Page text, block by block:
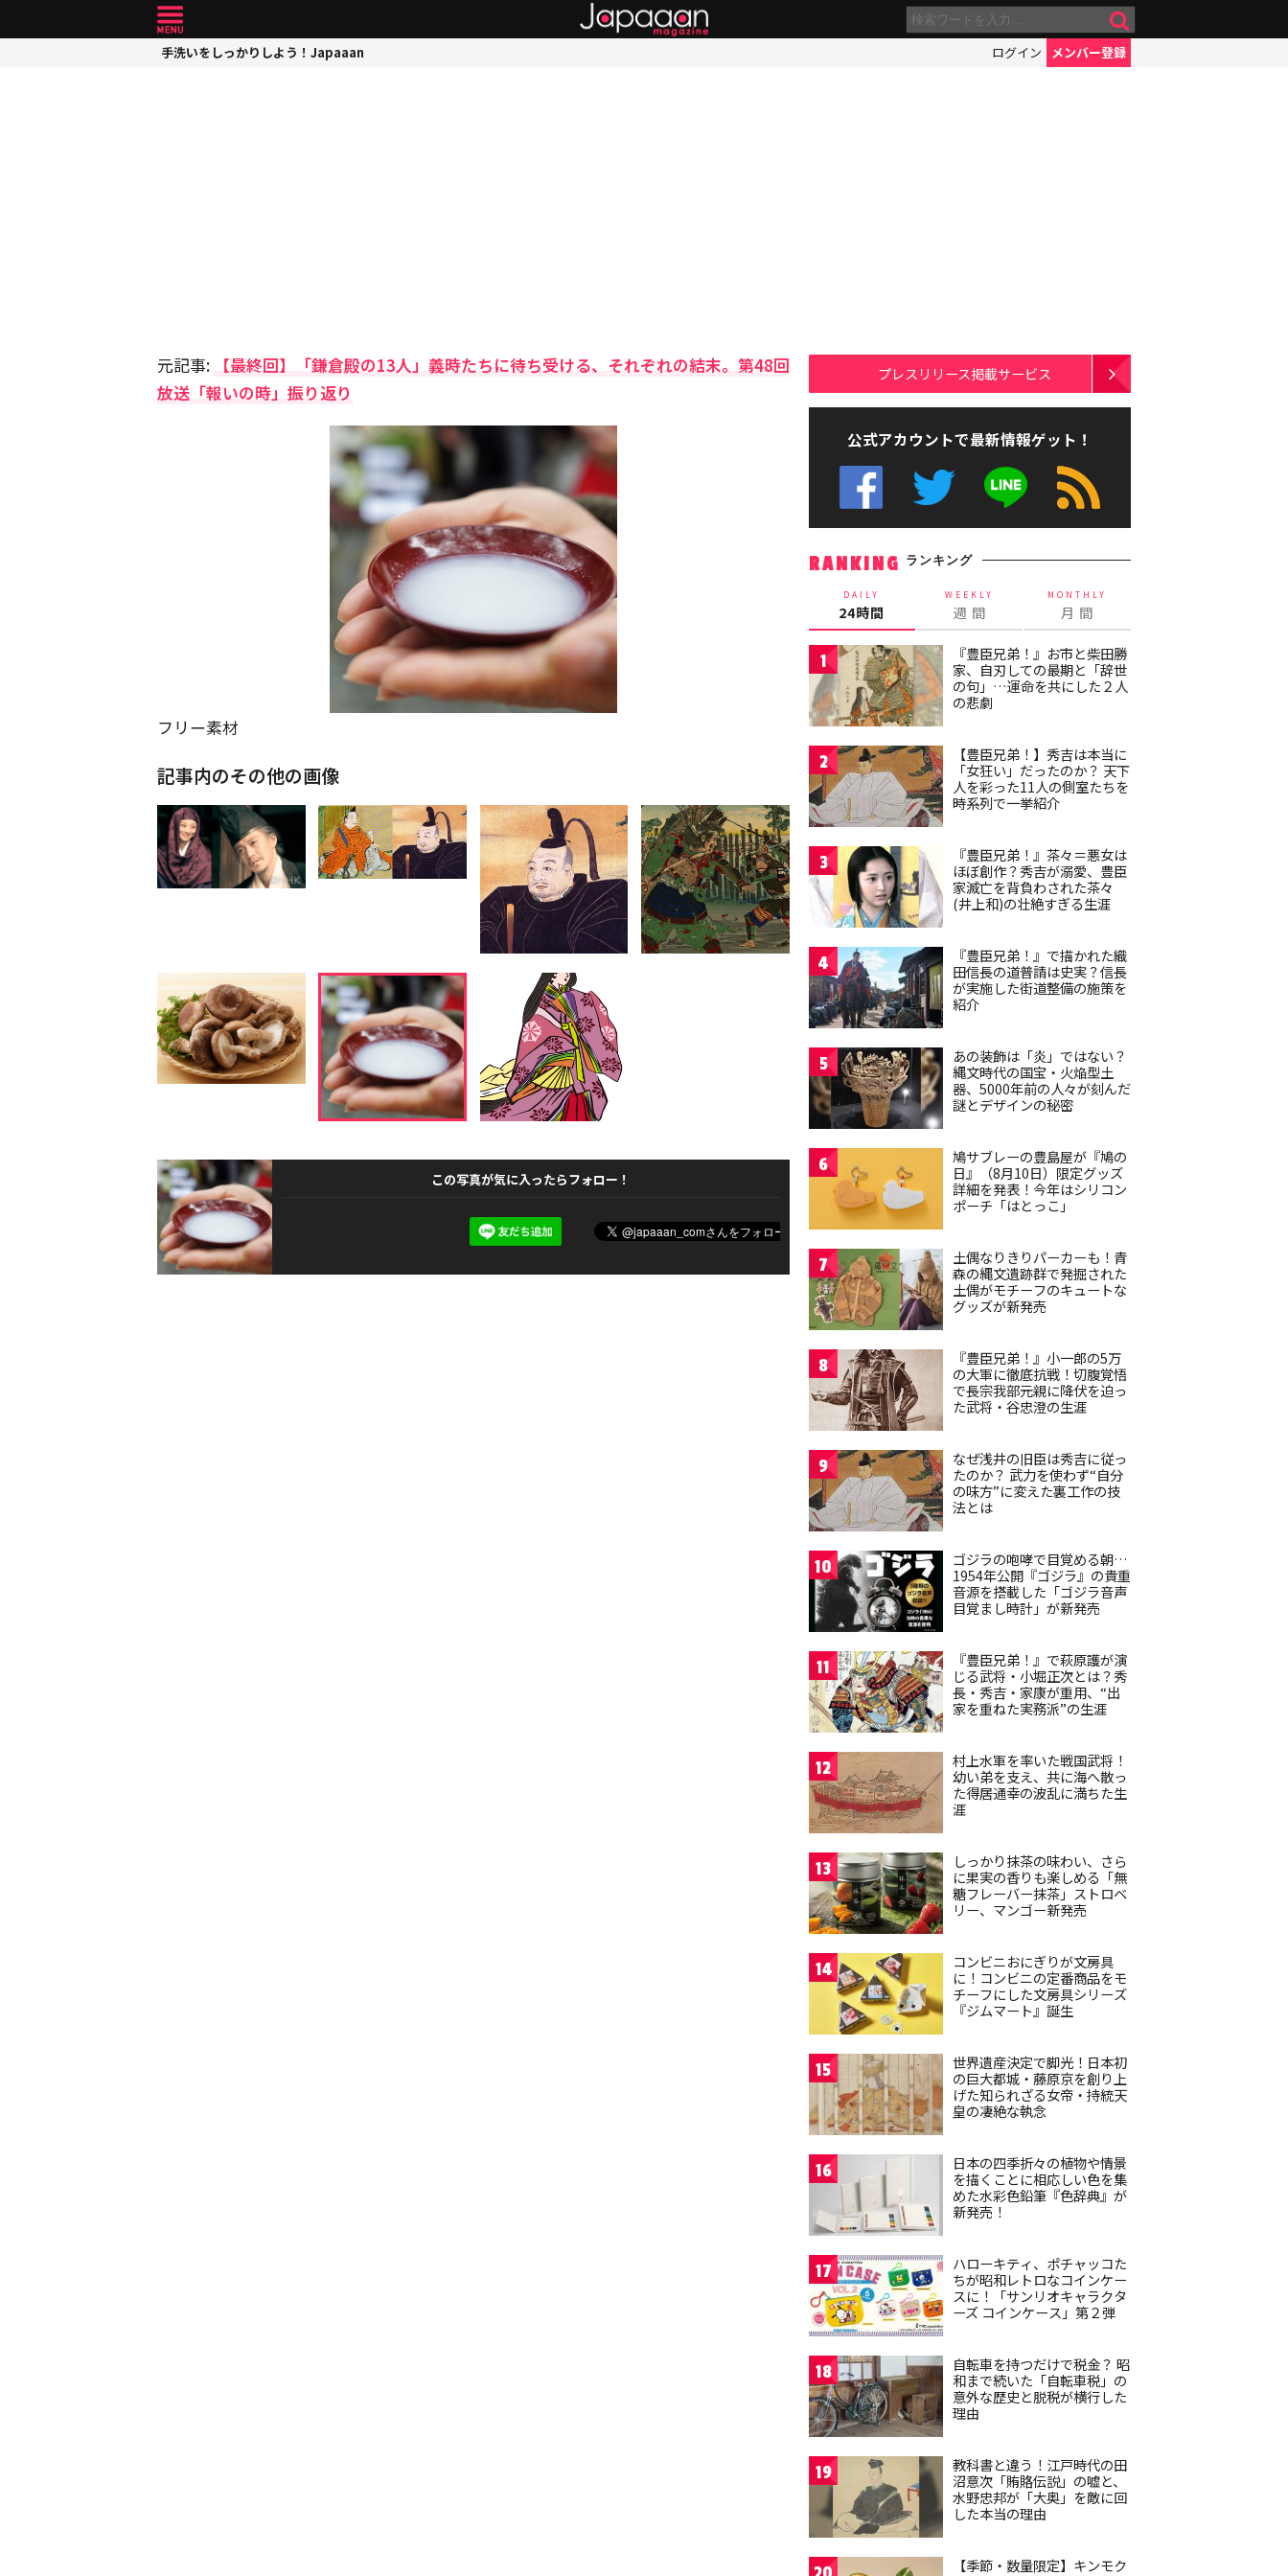
手洗いをしっかりしよう！Japaaan ログイン メンバー登録
元記事: 【最終回】「鎌倉殿の13人」義時たちに待ち受ける、それぞれの結末。第48回
放送「報いの時」振り返り
フリー素材
記事内のその他の画像
この写真が気に入ったらフォロー！
プレスリリース掲載サービス
公式アカウントで最新情報ゲット！
RANKING ランキング
DAILY
24時間
WEEKLY
週 間
MONTHLY
月 間
1
『豊臣兄弟！』お市と柴田勝
家、自刃しての最期と「辞世
の句」…運命を共にした２人
の悲劇
2
【豊臣兄弟！】秀吉は本当に
「女狂い」だったのか？ 天下
人を彩った11人の側室たちを
時系列で一挙紹介
3
『豊臣兄弟！』茶々＝悪女は
ほぼ創作？秀吉が溺愛、豊臣
家滅亡を背負わされた茶々
(井上和)の壮絶すぎる生涯
4
『豊臣兄弟！』で描かれた織
田信長の道普請は史実？信長
が実施した街道整備の施策を
紹介
5
あの装飾は「炎」ではない？
縄文時代の国宝・火焔型土
器、5000年前の人々が刻んだ
謎とデザインの秘密
6
鳩サブレーの豊島屋が『鳩の
日』（8月10日）限定グッズ
詳細を発表！今年はシリコン
ポーチ「はとっこ」
7
土偶なりきりパーカーも！青
森の縄文遺跡群で発掘された
土偶がモチーフのキュートな
グッズが新発売
8
『豊臣兄弟！』小一郎の5万
の大軍に徹底抗戦！切腹覚悟
で長宗我部元親に降伏を迫っ
た武将・谷忠澄の生涯
9
なぜ浅井の旧臣は秀吉に従っ
たのか？ 武力を使わず“自分
の味方”に変えた裏工作の技
法とは
10
ゴジラの咆哮で目覚める朝…
1954年公開『ゴジラ』の貴重
音源を搭載した「ゴジラ音声
目覚まし時計」が新発売
11
『豊臣兄弟！』で萩原護が演
じる武将・小堀正次とは？秀
長・秀吉・家康が重用、“出
家を重ねた実務派”の生涯
12
村上水軍を率いた戦国武将！
幼い弟を支え、共に海へ散っ
た得居通幸の波乱に満ちた生
涯
13
しっかり抹茶の味わい、さら
に果実の香りも楽しめる「無
糖フレーバー抹茶」ストロベ
リー、マンゴー新発売
14
コンビニおにぎりが文房具
に！コンビニの定番商品をモ
チーフにした文房具シリーズ
『ジムマート』誕生
15
世界遺産決定で脚光！日本初
の巨大都城・藤原京を創り上
げた知られざる女帝・持統天
皇の凄絶な執念
16
日本の四季折々の植物や情景
を描くことに相応しい色を集
めた水彩色鉛筆『色辞典』が
新発売！
17
ハローキティ、ポチャッコた
ちが昭和レトロなコインケー
スに！「サンリオキャラクタ
ーズ コインケース」第２弾
18
自転車を持つだけで税金？ 昭
和まで続いた「自転車税」の
意外な歴史と脱税が横行した
理由
19
教科書と違う！江戸時代の田
沼意次「賄賂伝説」の嘘と、
水野忠邦が「大奥」を敵に回
した本当の理由
【季節・数量限定】キンモク